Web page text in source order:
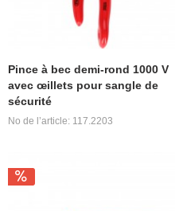
Pince à bec demi-rond 1000 V
avec œillets pour sangle de
sécurité
No de l’article: 117.2203